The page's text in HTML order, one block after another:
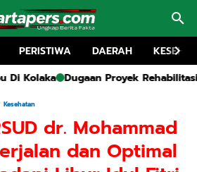
PERISTIWA DAERAH
Rehabilitasi SMA 1 Kwanyar
Kesehatan
dr. Mohammad
dan Optimal